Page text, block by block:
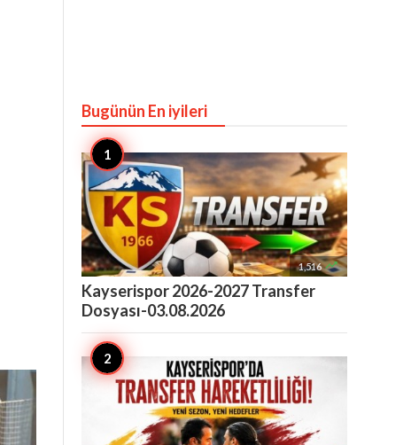
Bugünün En iyileri
1,516 
Kayserispor 2026-2027 Transfer
Dosyası-03.08.2026